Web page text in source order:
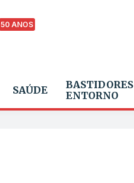
50 ANOS
SAÚDE
BASTIDORES
ENTORNO